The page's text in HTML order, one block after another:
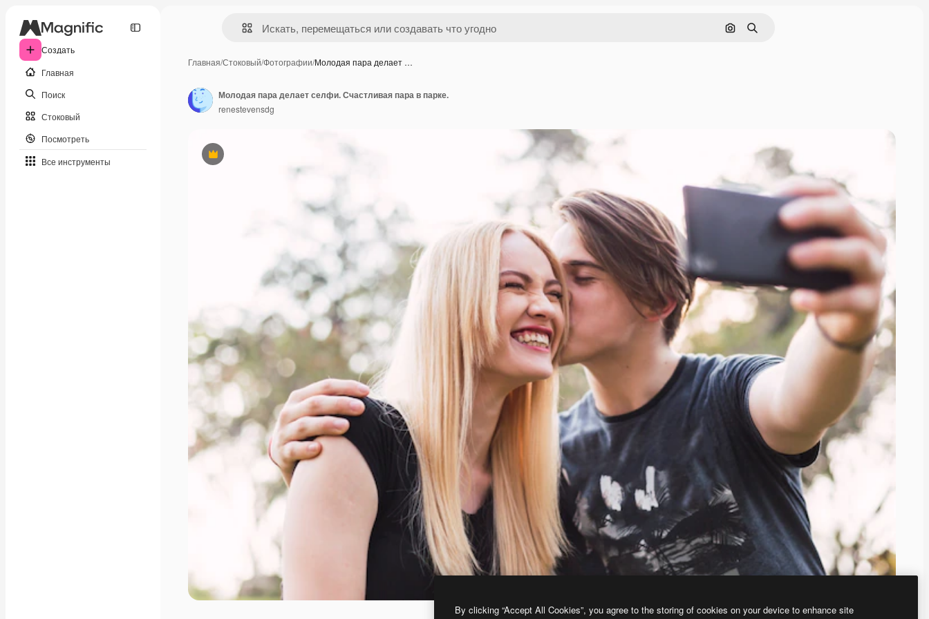
Создать
Главная
Поиск
Стоковый
Посмотреть
Все инструменты
Поиск по изображению
Поиск
Главная/Стоковый/Фотографии/Молодая пара делает …
Премиум
Молодая пара делает селфи. Счастливая пара в парке.
renestevensdg
By clicking “Accept All Cookies”, you agree to the storing of cookies on your device to enhance site